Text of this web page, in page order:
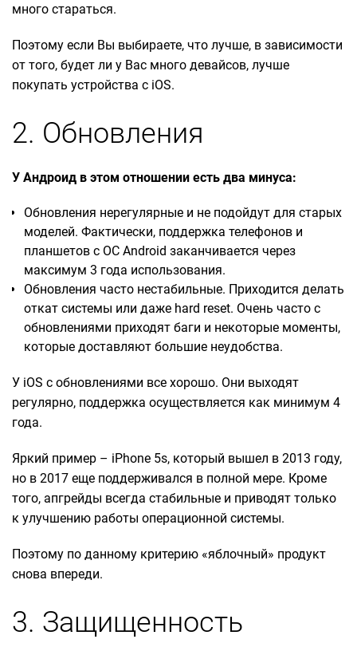
много стараться.
Поэтому если Вы выбираете, что лучше, в зависимости
от того, будет ли у Вас много девайсов, лучше
покупать устройства с iOS.
2. Обновления
У Андроид в этом отношении есть два минуса:
Обновления нерегулярные и не подойдут для старых
моделей. Фактически, поддержка телефонов и
планшетов с ОС Android заканчивается через
максимум 3 года использования.
Обновления часто нестабильные. Приходится делать
откат системы или даже hard reset. Очень часто с
обновлениями приходят баги и некоторые моменты,
которые доставляют большие неудобства.
У iOS с обновлениями все хорошо. Они выходят
регулярно, поддержка осуществляется как минимум 4
года.
Яркий пример – iPhone 5s, который вышел в 2013 году,
но в 2017 еще поддерживался в полной мере. Кроме
того, апгрейды всегда стабильные и приводят только
к улучшению работы операционной системы.
Поэтому по данному критерию «яблочный» продукт
снова впереди.
3. Защищенность